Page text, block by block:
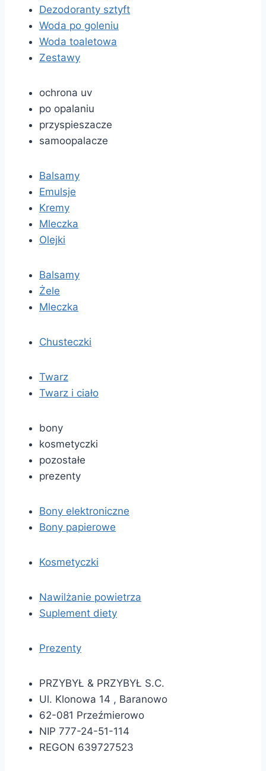
Dezodoranty sztyft
Woda po goleniu
Woda toaletowa
Zestawy
ochrona uv
po opalaniu
przyspieszacze
samoopalacze
Balsamy
Emulsje
Kremy
Mleczka
Olejki
Balsamy
Żele
Mleczka
Chusteczki
Twarz
Twarz i ciało
bony
kosmetyczki
pozostałe
prezenty
Bony elektroniczne
Bony papierowe
Kosmetyczki
Nawilżanie powietrza
Suplement diety
Prezenty
PRZYBYŁ & PRZYBYŁ S.C.
Ul. Klonowa 14 , Baranowo
62-081 Przeźmierowo
NIP 777-24-51-114
REGON 639727523